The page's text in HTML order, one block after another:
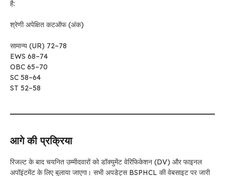
है:
श्रेणी अपेक्षित कटऑफ (अंक)
सामान्य (UR) 72–78
EWS 68–74
OBC 65–70
SC 58–64
ST 52–58
आगे की प्रक्रिया
रिजल्ट के बाद चयनित उम्मीदवारों को डॉक्युमेंट वेरिफिकेशन (DV) और फाइनल
अपॉइंटमेंट के लिए बुलाया जाएगा। सभी अपडेट्स BSPHCL की वेबसाइट पर जारी